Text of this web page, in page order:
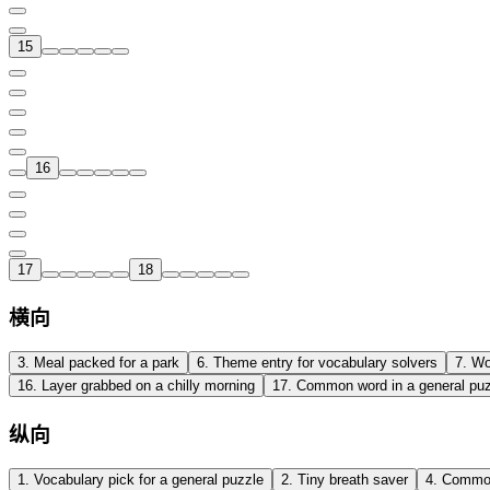
15
16
17 18
横向
3. Meal packed for a park 6. Theme entry for vocabulary solvers 7.
16. Layer grabbed on a chilly morning 17. Common word in a general
纵向
1 Vocabulary pick for a general puzzle 2 Tiny breath saver 4